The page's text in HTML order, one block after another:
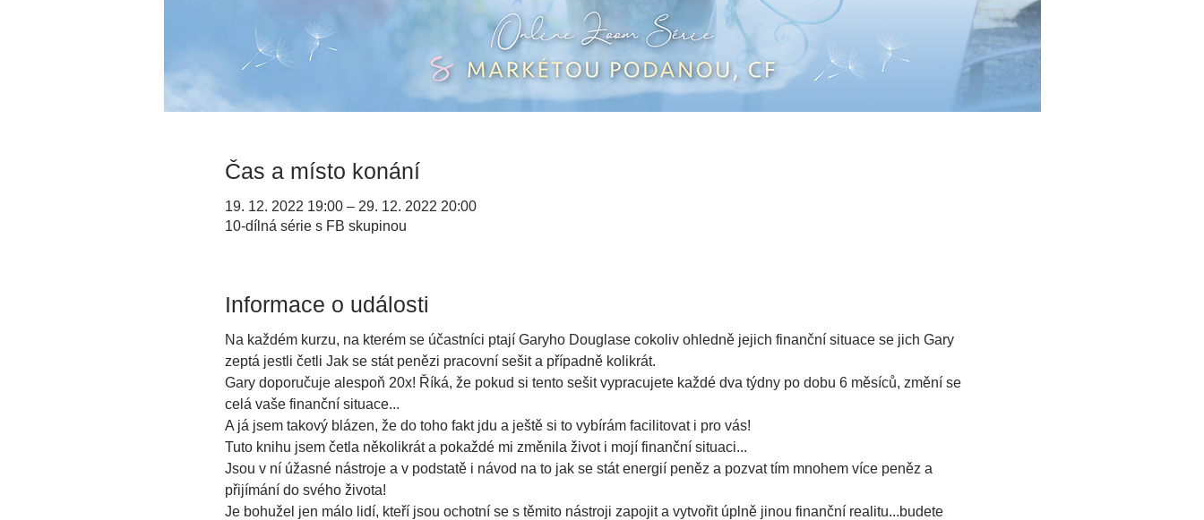
Čas a místo konání
19. 12. 2022 19:00 – 29. 12. 2022 20:00
10-dílná série s FB skupinou
Informace o události
Na každém kurzu, na kterém se účastníci ptají Garyho Douglase cokoliv ohledně jejich finanční situace se jich Gary
zeptá jestli četli Jak se stát penězi pracovní sešit a případně kolikrát.
Gary doporučuje alespoň 20x! Říká, že pokud si tento sešit vypracujete každé dva týdny po dobu 6 měsíců, změní se
celá vaše finanční situace...
A já jsem takový blázen, že do toho fakt jdu a ještě si to vybírám facilitovat i pro vás!
Tuto knihu jsem četla několikrát a pokaždé mi změnila život i mojí finanční situaci...
Jsou v ní úžasné nástroje a v podstatě i návod na to jak se stát energií peněz a pozvat tím mnohem více peněz a
přijímání do svého života!
Je bohužel jen málo lidí, kteří jsou ochotní se s těmito nástroji zapojit a vytvořit úplně jinou finanční realitu...budete